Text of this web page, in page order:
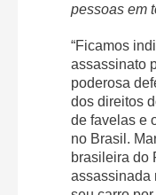
pessoas em
“Ficamos
assassinato
poderosa
dos direitos
de favelas e
no Brasil.
brasileira do
assassinada